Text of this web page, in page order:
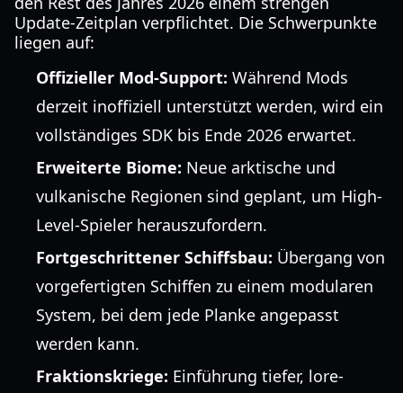
Update-Zeitplan verpflichtet. Die Schwerpunkte
liegen auf:
Offizieller Mod-Support: Während Mods
derzeit inoffiziell unterstützt werden, wird ein
vollständiges SDK bis Ende 2026 erwartet.
Erweiterte Biome: Neue arktische und
vulkanische Regionen sind geplant, um High-
Level-Spieler herauszufordern.
Fortgeschrittener Schiffsbau: Übergang von
vorgefertigten Schiffen zu einem modularen
System, bei dem jede Planke angepasst
werden kann.
Fraktionskriege: Einführung tiefer, lore-